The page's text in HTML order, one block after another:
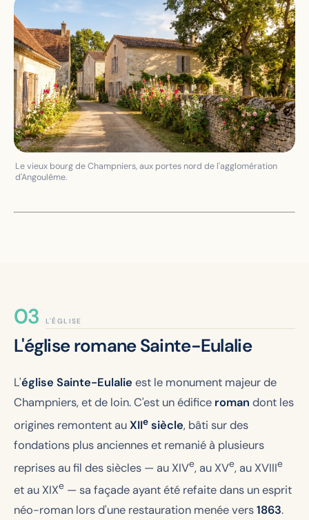
Le vieux bourg de Champniers, aux portes nord de l'agglomération
d'Angoulême.
L'ÉGLISE
L'église romane Sainte-Eulalie
L'église Sainte-Eulalie est le monument majeur de
Champniers, et de loin. C'est un édifice roman dont les
origines remontent auXIIe siècle, bâti sur des
fondations plus anciennes et remanié à plusieurs
reprises au fil des siècles — au XIVe, au XVe, au XVIIIe
et au XIXe — sa façade ayant été refaite dans un esprit
néo-roman lors d'une restauration menée vers1863.